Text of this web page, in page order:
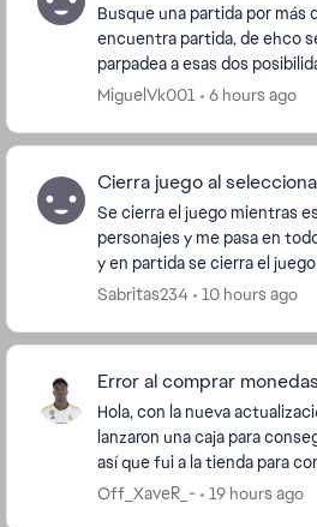
Busque una partida por más
encuentra partida, de ehco se queda
parpadea a esas dos
nada, ya desistale, ya instale
MiguelVk001 6 hours ago
Cierra juego al
Se cierra el juego mientras
personajes y me pasa en
y en partida se cierra el
que cerrar el juego para
Sabritas234 10 hours ago
Error al comprar
Hola, con la nueva
lanzaron una caja para
así que fui a la tienda para
Sin embargo, no me permite
Off_XaveR_- 19 hours ago